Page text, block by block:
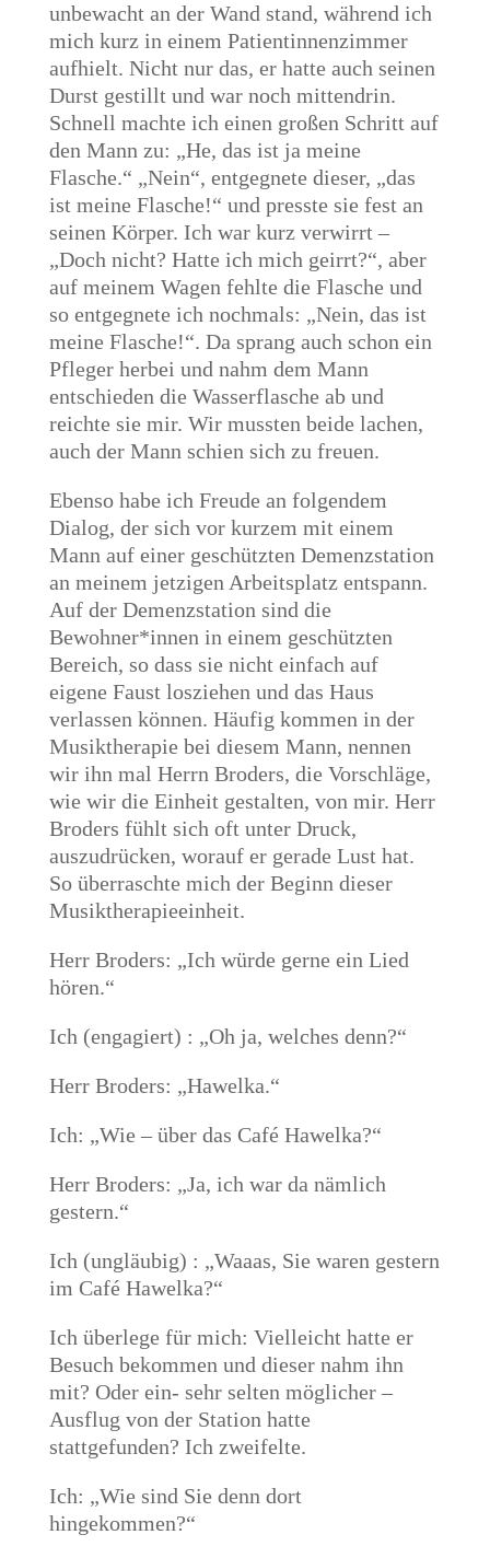
unbewacht an der Wand stand, während ich
mich kurz in einem Patientinnenzimmer
aufhielt. Nicht nur das, er hatte auch seinen
Durst gestillt und war noch mittendrin.
Schnell machte ich einen großen Schritt auf
den Mann zu: „He, das ist ja meine
Flasche.“ „Nein“, entgegnete dieser, „das
ist meine Flasche!“ und presste sie fest an
seinen Körper. Ich war kurz verwirrt –
„Doch nicht? Hatte ich mich geirrt?“, aber
auf meinem Wagen fehlte die Flasche und
so entgegnete ich nochmals: „Nein, das ist
meine Flasche!“. Da sprang auch schon ein
Pfleger herbei und nahm dem Mann
entschieden die Wasserflasche ab und
reichte sie mir. Wir mussten beide lachen,
auch der Mann schien sich zu freuen.
Ebenso habe ich Freude an folgendem
Dialog, der sich vor kurzem mit einem
Mann auf einer geschützten Demenzstation
an meinem jetzigen Arbeitsplatz entspann.
Auf der Demenzstation sind die
Bewohner*innen in einem geschützten
Bereich, so dass sie nicht einfach auf
eigene Faust losziehen und das Haus
verlassen können. Häufig kommen in der
Musiktherapie bei diesem Mann, nennen
wir ihn mal Herrn Broders, die Vorschläge,
wie wir die Einheit gestalten, von mir. Herr
Broders fühlt sich oft unter Druck,
auszudrücken, worauf er gerade Lust hat.
So überraschte mich der Beginn dieser
Musiktherapieeinheit.
Herr Broders: „Ich würde gerne ein Lied
hören.“
Ich (engagiert) : „Oh ja, welches denn?“
Herr Broders: „Hawelka.“
Ich: „Wie – über das Café Hawelka?“
Herr Broders: „Ja, ich war da nämlich
gestern.“
Ich (ungläubig) : „Waaas, Sie waren gestern
im Café Hawelka?“
Ich überlege für mich: Vielleicht hatte er
Besuch bekommen und dieser nahm ihn
mit? Oder ein- sehr selten möglicher –
Ausflug von der Station hatte
stattgefunden? Ich zweifelte.
Ich: „Wie sind Sie denn dort
hingekommen?“